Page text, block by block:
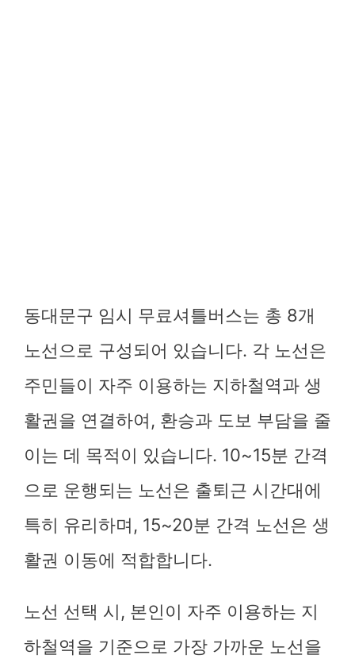
동대문구 임시 무료셔틀버스는 총 8개
노선으로 구성되어 있습니다. 각 노선은
주민들이 자주 이용하는 지하철역과 생
활권을 연결하여, 환승과 도보 부담을 줄
이는 데 목적이 있습니다. 10~15분 간격
으로 운행되는 노선은 출퇴근 시간대에
특히 유리하며, 15~20분 간격 노선은 생
활권 이동에 적합합니다.
노선 선택 시, 본인이 자주 이용하는 지
하철역을 기준으로 가장 가까운 노선을